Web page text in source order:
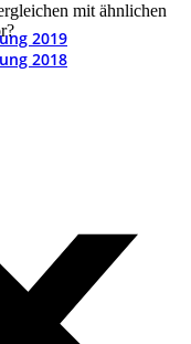
2019
2018
mit ähnlichen